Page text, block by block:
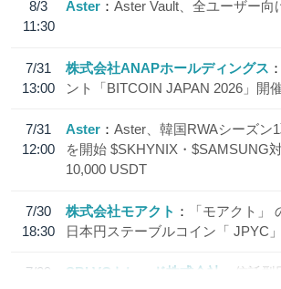
8/3
11:30
Aster Aster Vault、全ユーザー向
7/31
13:00
株式会社ANAPホールディングス
ント「BITCOIN JAPAN 2026」開
7/31
12:00
Aster
Aster、韓国RWAシーズン
を開始 $SKHYNIX・$SAMSUNG
10,000 USDT
7/30
18:30
株式会社モアクト
「モアクト」
日本円ステーブルコイン「 JPYC
7/29
SBI VCトレード株式会社
信託型